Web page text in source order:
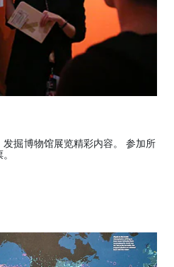
掘博物馆展览精彩内容。 参加所